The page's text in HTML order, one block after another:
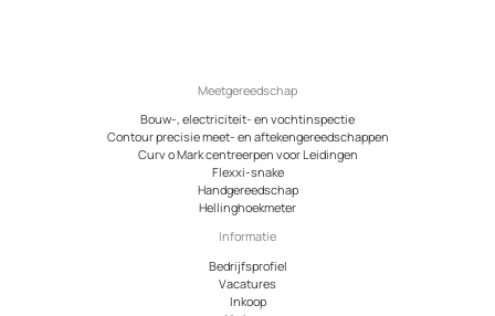
Meetgereedschap
Bouw-, electriciteit- en vochtinspectie
Contour precisie meet- en aftekengereedschappen
Curv o Mark centreerpen voor Leidingen
Flexxi-snake
Handgereedschap
Hellinghoekmeter
Informatie
Bedrijfsprofiel
Vacatures
Inkoop